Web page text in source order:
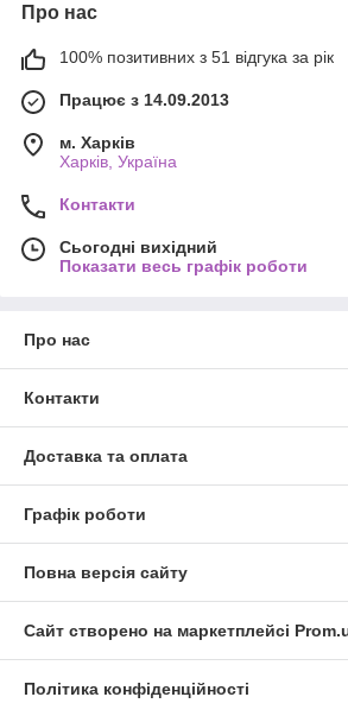
Про нас
100% позитивних з 51 відгука за рік
Працює з 14.09.2013
м. Харків
Харків, Україна
Контакти
Сьогодні вихідний
Показати весь графік роботи
Про нас
Контакти
Доставка та оплата
Графік роботи
Повна версія сайту
Сайт створено на маркетплейсі
Політика конфіденційності